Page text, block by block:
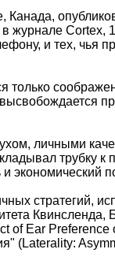
Канада,
журнале
и тех, чья
только
личными
трубку
экономический
стратегий,
Квинсленда,
of Ear
(Laterality: